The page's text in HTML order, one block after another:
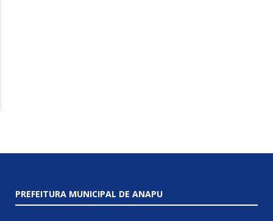
PREFEITURA MUNICIPAL DE ANAPU